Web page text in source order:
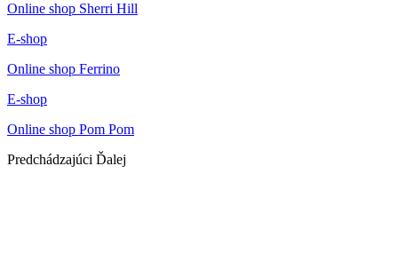
Online shop Sherri Hill
E-shop
Online shop Ferrino
E-shop
Online shop Pom Pom
Predchádzajúci Ďalej